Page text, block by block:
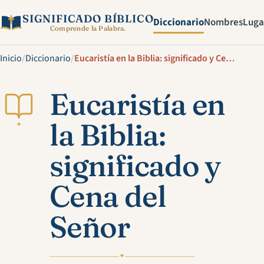
SIGNIFICADO BÍBLICO
Comprende la Palabra. DiccionarioNombres
Inicio/Diccionario/ Eucaristía en la Biblia: significado y Cena del Señor
✦
Eucaristía en
la Biblia:
significado y
Cena del
Señor
✦